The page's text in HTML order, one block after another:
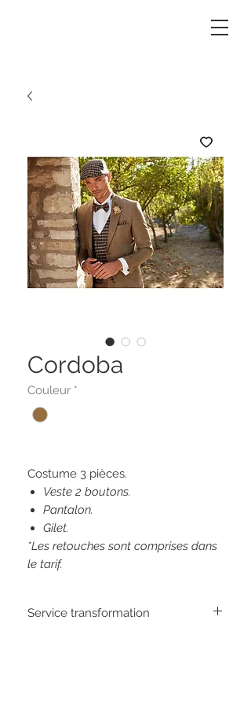
Cordoba
Couleur *
Costume 3 pièces.
Veste 2 boutons.
Pantalon.
Gilet.
*Les retouches sont comprises dans
le tarif.
Service transformation